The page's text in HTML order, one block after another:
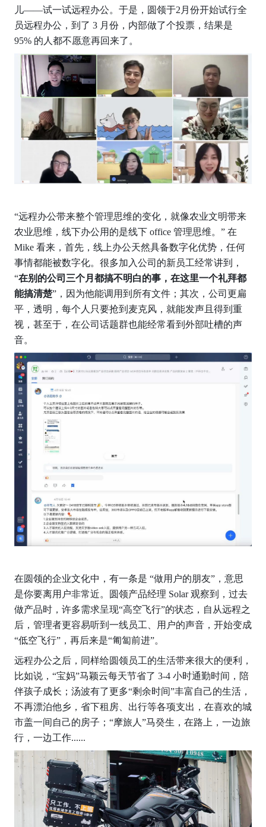
儿——试一试远程办公。于是，圆领于2月份开始试行全
员远程办公，到了 3 月份，内部做了个投票，结果是
95% 的人都不愿意再回来了。
“远程办公带来整个管理思维的变化，就像农业文明带来
农业思维，线下办公用的是线下 office 管理思维。” 在
Mike 看来，首先，线上办公天然具备数字化优势，任何
事情都能被数字化。很多加入公司的新员工经常讲到，
“在别的公司三个月都搞不明白的事，在这里一个礼拜都
能搞清楚”，因为他能调用到所有文件；其次，公司更扁
平，透明，每个人只要抢到麦克风，就能发声且得到重
视，甚至于，在公司话题群也能经常看到外部吐槽的声
音。
在圆领的企业文化中，有一条是 “做用户的朋友”，意思
是你要离用户非常近。圆领产品经理 Solar 观察到，过去
做产品时，许多需求呈现“高空飞行”的状态，自从远程之
后，管理者更容易听到一线员工、用户的声音，开始变成
“低空飞行”，再后来是“匍匐前进”。
远程办公之后，同样给圆领员工的生活带来很大的便利，
比如说，“宝妈”马颖云每天节省了 3-4 小时通勤时间，陪
伴孩子成长；汤波有了更多“剩余时间”丰富自己的生活，
不再漂泊他乡，省下租房、出行等各项支出，在喜欢的城
市盖一间自己的房子；“摩旅人”马癸生，在路上，一边旅
行，一边工作......